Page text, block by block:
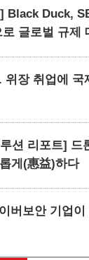
Black Duck,
글로벌 규제
위장 취업에 국
션 리포트] 드
게(惠益)하다
버보안 기업